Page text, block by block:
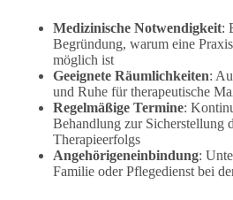
Medizinische Notwendigkeit:
Begründung, warum eine
möglich ist
Geeignete Räumlichkeiten:
und Ruhe für therapeutische
Regelmäßige Termine:
Behandlung zur Sicherstellung
Therapieerfolgs
Angehörigeneinbindung:
Familie oder Pflegedienst bei